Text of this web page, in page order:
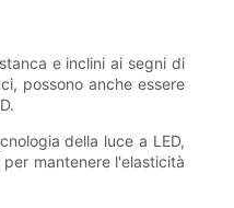
e inclini ai segni di
possono anche essere
della luce a LED,
mantenere l'elasticità